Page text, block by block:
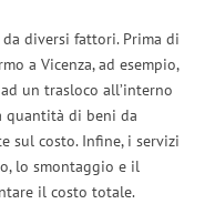
diversi fattori. Prima di
a Vicenza, ad esempio,
un trasloco all’interno
quantità di beni da
sul costo. Infine, i servizi
lo smontaggio e il
il costo totale.